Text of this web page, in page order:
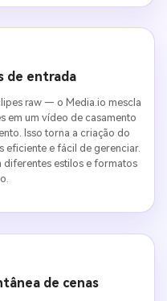
de entrada
raw — o Media.io mescla
em um vídeo de casamento
Isso torna a criação do
eficiente e fácil de gerenciar.
diferentes estilos e formatos
de cenas